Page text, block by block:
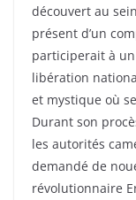
découvert au
présent d’un
participerait à
libération
et mystique où
Durant son
les autorités
demandé de
révolutionnaire